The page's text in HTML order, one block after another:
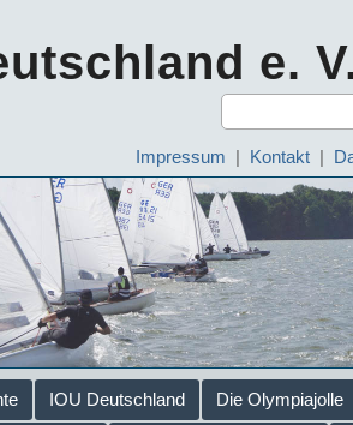
e.
Impressum | Kontakt |
IOU Deutschland Die Olympiajolle